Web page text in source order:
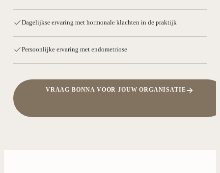
Dagelijkse ervaring met hormonale klachten in de praktijk
Persoonlijke ervaring met endometriose
VRAAG BONNA VOOR JOUW ORGANISATIE